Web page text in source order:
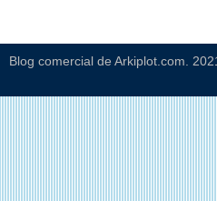
Blog comercial de Arkiplot.com.